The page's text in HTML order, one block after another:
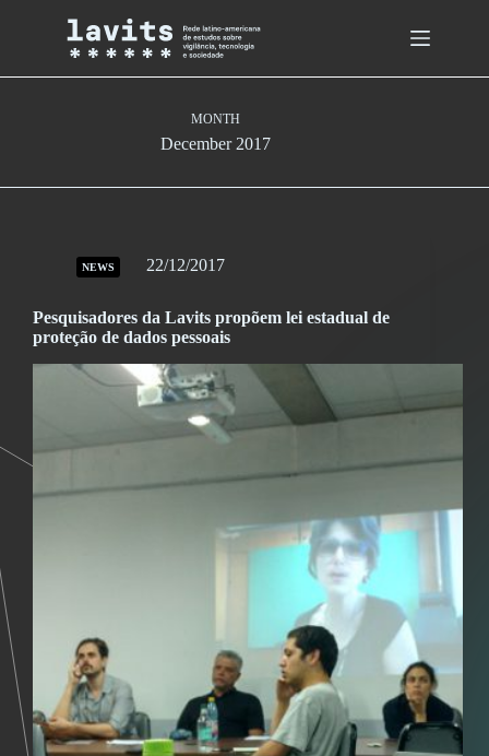
MONTH
December 2017
NEWS 22/12/2017
Pesquisadores da Lavits propõem lei estadual de
proteção de dados pessoais